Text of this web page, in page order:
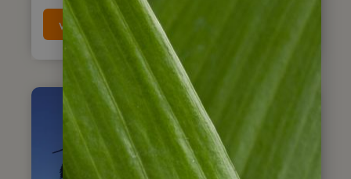
weiterlesen